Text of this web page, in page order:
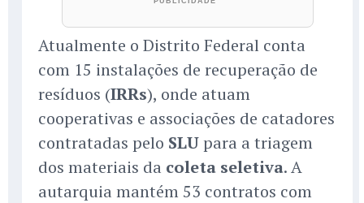
Atualmente o Distrito Federal conta
com 15 instalações de recuperação de
resíduos (IRRs), onde atuam
cooperativas e associações de catadores
contratadas pelo SLU para a triagem
dos materiais da coleta seletiva. A
autarquia mantém 53 contratos com